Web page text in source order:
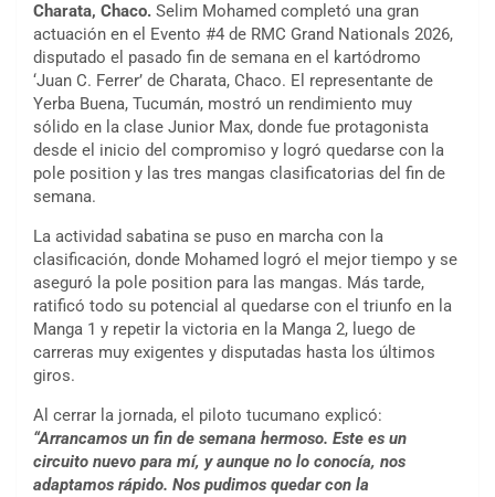
Charata, Chaco. Selim Mohamed completó una gran
actuación en el Evento #4 de RMC Grand Nationals 2026,
disputado el pasado fin de semana en el kartódromo
‘Juan C. Ferrer’ de Charata, Chaco. El representante de
Yerba Buena, Tucumán, mostró un rendimiento muy
sólido en la clase Junior Max, donde fue protagonista
desde el inicio del compromiso y logró quedarse con la
pole position y las tres mangas clasificatorias del fin de
semana.
La actividad sabatina se puso en marcha con la
clasificación, donde Mohamed logró el mejor tiempo y se
aseguró la pole position para las mangas. Más tarde,
ratificó todo su potencial al quedarse con el triunfo en la
Manga 1 y repetir la victoria en la Manga 2, luego de
carreras muy exigentes y disputadas hasta los últimos
giros.
Al cerrar la jornada, el piloto tucumano explicó:
“Arrancamos un fin de semana hermoso. Este es un
circuito nuevo para mí, y aunque no lo conocía, nos
adaptamos rápido. Nos pudimos quedar con la